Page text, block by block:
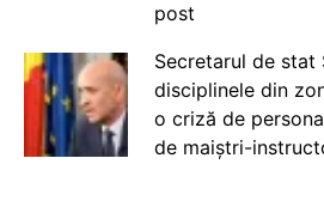
post
Secretarul de stat
disciplinele din
o criză de
de maiștri-